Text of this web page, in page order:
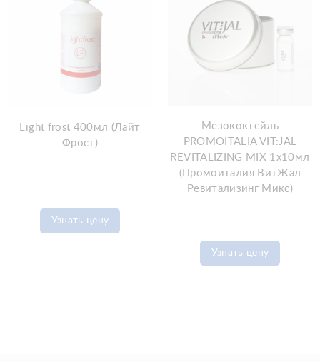
Light frost 400мл (Лайт
Фрост)
Узнать цену
Мезококтейль
PROMOITALIA VIT:JAL
REVITALIZING MIX 1х10мл
(Промоиталия ВитЖал
Ревитализинг Микс)
Узнать цену